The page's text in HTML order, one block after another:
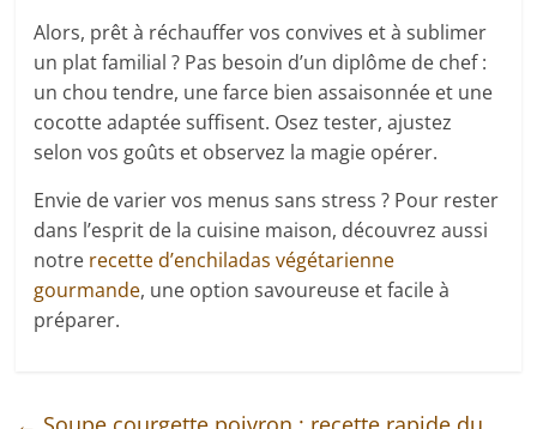
Alors, prêt à réchauffer vos convives et à sublimer
un plat familial ? Pas besoin d’un diplôme de chef :
un chou tendre, une farce bien assaisonnée et une
cocotte adaptée suffisent. Osez tester, ajustez
selon vos goûts et observez la magie opérer.
Envie de varier vos menus sans stress ? Pour rester
dans l’esprit de la cuisine maison, découvrez aussi
notre recette d’enchiladas végétarienne
gourmande, une option savoureuse et facile à
préparer.